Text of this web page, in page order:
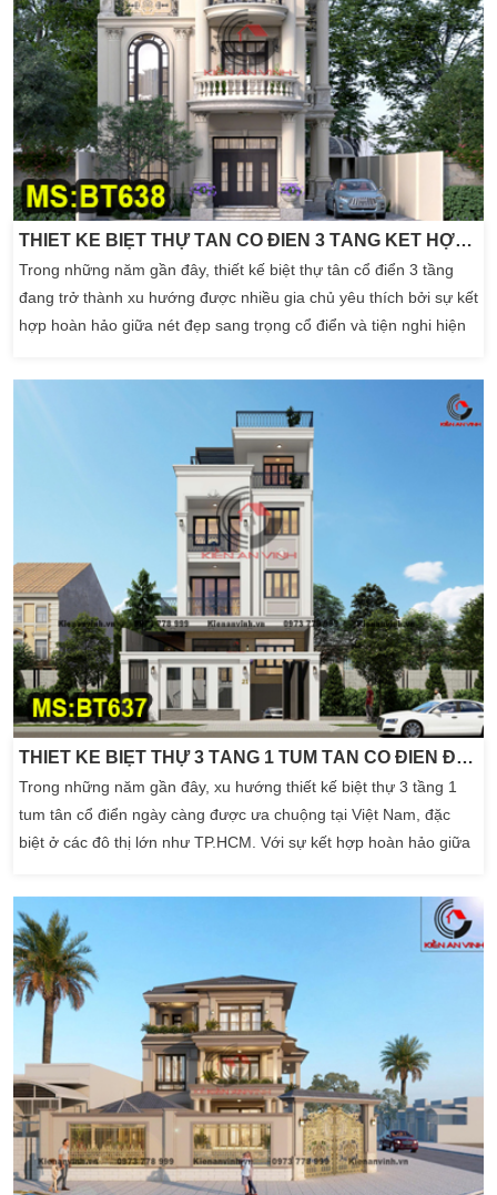
THIẾT KẾ BIỆT THỰ TÂN CỔ ĐIỂN 3 TẦNG KẾT HỢP HIỆN ĐẠI 2026
Trong những năm gần đây, thiết kế biệt thự tân cổ điển 3 tầng
đang trở thành xu hướng được nhiều gia chủ yêu thích bởi sự kết
hợp hoàn hảo giữa nét đẹp sang trọng cổ điển và tiện nghi hiện
chính là minh chứng rõ nét cho sự giao thoa tinh tế đó, mang
THIẾT KẾ BIỆT THỰ 3 TẦNG 1 TUM TÂN CỔ ĐIỂN ĐẸP
Trong những năm gần đây, xu hướng thiết kế biệt thự 3 tầng 1
tum tân cổ điển ngày càng được ưa chuộng tại Việt Nam, đặc
biệt ở các đô thị lớn như TP.HCM. Với sự kết hợp hoàn hảo giữa
biệt thự này không chỉ thể hiện đẳng cấp gia chủ mà còn tối ưu
công năng sử dụng. […]